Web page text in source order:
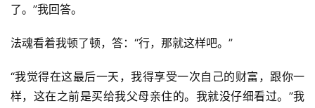
了。”我回答。
法魂看着我顿了顿，答：“行，那就这样吧。”
“我觉得在这最后一天，我得享受一次自己的财富，跟你一
样，这在之前是买给我父母亲住的。我就没仔细看过。”我